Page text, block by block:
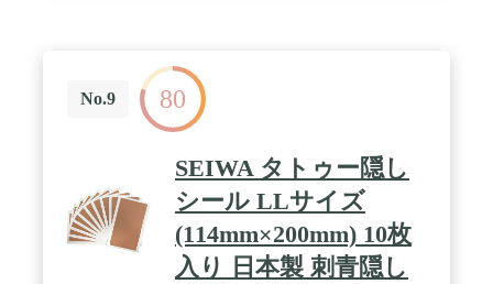
No.9 80
SEIWA タトゥー隠し
シール LLサイズ
(114mm×200mm) 10枚
入り 日本製 刺青隠し